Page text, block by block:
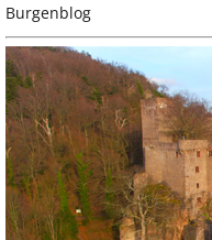
Burgenblog